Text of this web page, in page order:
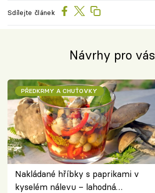
Sdílejte článek
Návrhy pro vás
PŘEDKRMY A CHUŤOVKY
Nakládané hříbky s paprikami v
kyselém nálevu – lahodná